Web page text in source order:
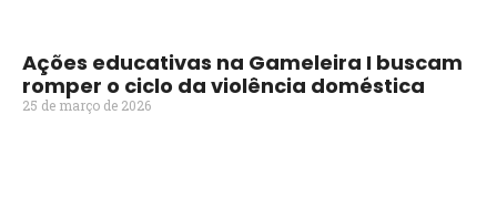
Ações educativas na Gameleira I buscam
romper o ciclo da violência doméstica
25 de março de 2026